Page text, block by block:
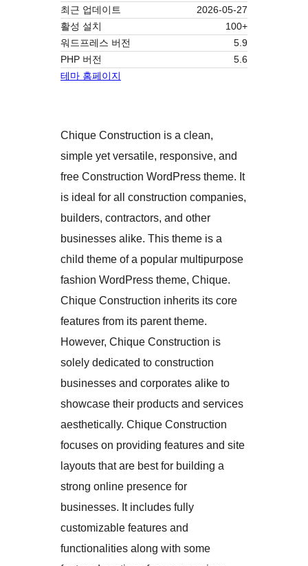
최근 업데이트
2026-05-27
활성 설치
100+
워드프레스 버전
5.9
PHP 버전
5.6
테마 홈페이지
Chique Construction is a clean,
simple yet versatile, responsive, and
free Construction WordPress theme. It
is ideal for all construction companies,
builders, contractors, and other
businesses alike. This theme is a
child theme of a popular multipurpose
fashion WordPress theme, Chique.
Chique Construction inherits its core
features from its parent theme.
However, Chique Construction is
solely dedicated to construction
businesses and corporates alike to
showcase their products and services
aesthetically. Chique Construction
focuses on providing features and site
layouts that are best for building a
strong online presence for
businesses. It includes fully
customizable features and
functionalities along with some